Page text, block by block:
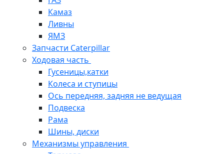
Камаз
Ливны
ЯМЗ
Запчасти Caterpillar
Ходовая часть
Гусеницы,катки
Колеса и ступицы
Ось передняя, задняя не ведущая
Подвеска
Рама
Шины, диски
Механизмы управления